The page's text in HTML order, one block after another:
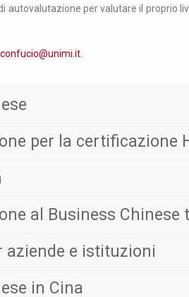
autovalutazione per valutare il proprio
.
per la certificazione
al Business Chinese
aziende e istituzioni
in Cina